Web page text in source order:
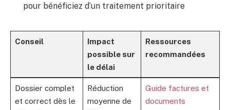
pour bénéficiez d’un traitement prioritaire
Conseil
Impact
possible sur
le délai
Ressources
recommandées
Dossier complet
et correct dès le
Réduction
moyenne de
Guide factures et
documents